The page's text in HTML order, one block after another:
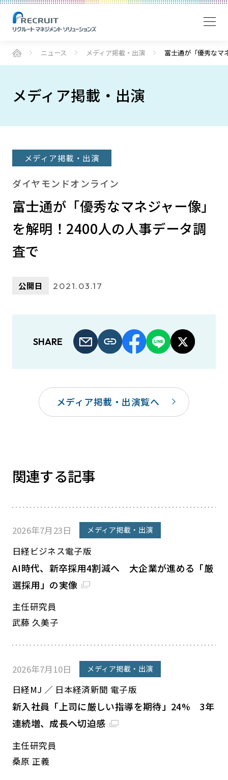
ニュース メディア掲載・出演 富士通が「優秀なマ
メディア掲載・出演
メディア掲載・出演
ダイヤモンドオンライン
富士通が「優秀なマネジャー像」
を解明！2400人の人事データ調
査で
公開日 2021.03.17
SHARE
メディア掲載・出演覧へ
関連する記事
2026年7月23日 メディア掲載・出演
日経ビジネス電子版
AI時代、新卒採用4割減へ 大企業が進める「厳
選採用」の実像
主任研究員
武藤 久美子
2026年7月10日 メディア掲載・出演
日経MJ ／ 日本経済新聞 電子版
新入社員「上司に厳しい指導を期待」24% 3年
連続増、成長へ切迫感
主任研究員
桑原 正義